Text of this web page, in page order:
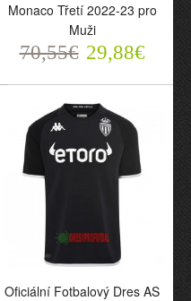
Oficiální Fotbalový Dres
AS Monaco Třetí 2022-23
pro Muži
70,55€ 29,88€
Monaco Třetí 2022-23 pro
Muži
70,55€ 29,88€
Oficiální Fotbalový Dres AS